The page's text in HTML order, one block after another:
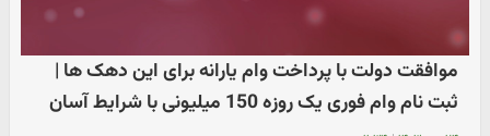
موافقت دولت با پرداخت وام یارانه برای این دهک ها |
ثبت نام وام فوری یک روزه 150 میلیونی با شرایط آسان